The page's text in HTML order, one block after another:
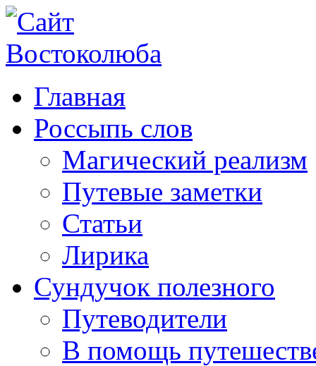
Главная
Россыпь слов
Магический реализм
Путевые заметки
Статьи
Лирика
Сундучок полезного
Путеводители
В помощь